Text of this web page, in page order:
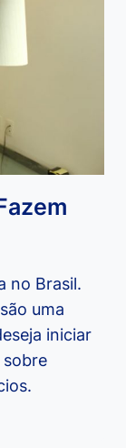
no Brasil.
uma
iniciar
sobre